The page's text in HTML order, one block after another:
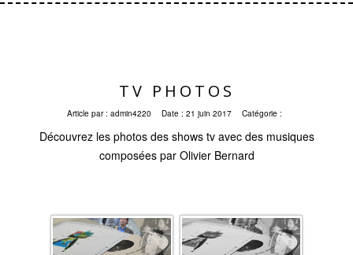
TV PHOTOS
Article par : admin4220 Date : 21 juin 2017 Catégorie :
Découvrez les photos des shows tv avec des musiques
composées par Olivier Bernard